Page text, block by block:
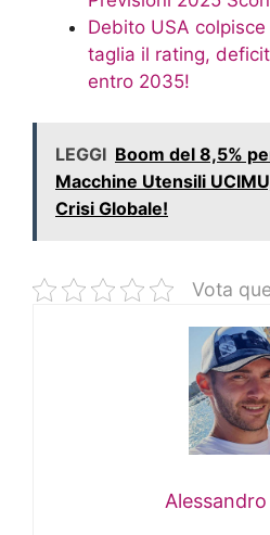
Debito USA colpisce
taglia il rating,
entro 2035!
LEGGI Boom del 8,5%
Macchine Utensili
Crisi Globale!
Vota